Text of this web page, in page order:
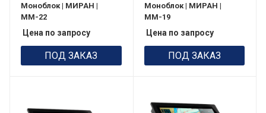
Моноблок | МИРАН |
ММ-22
Цена по запросу
ПОД ЗАКАЗ
Моноблок | МИРАН |
ММ-19
Цена по запросу
ПОД ЗАКАЗ